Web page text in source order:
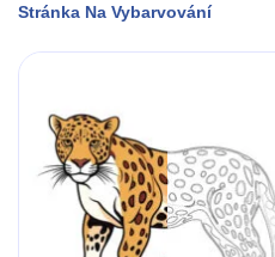
Stránka Na Vybarvování